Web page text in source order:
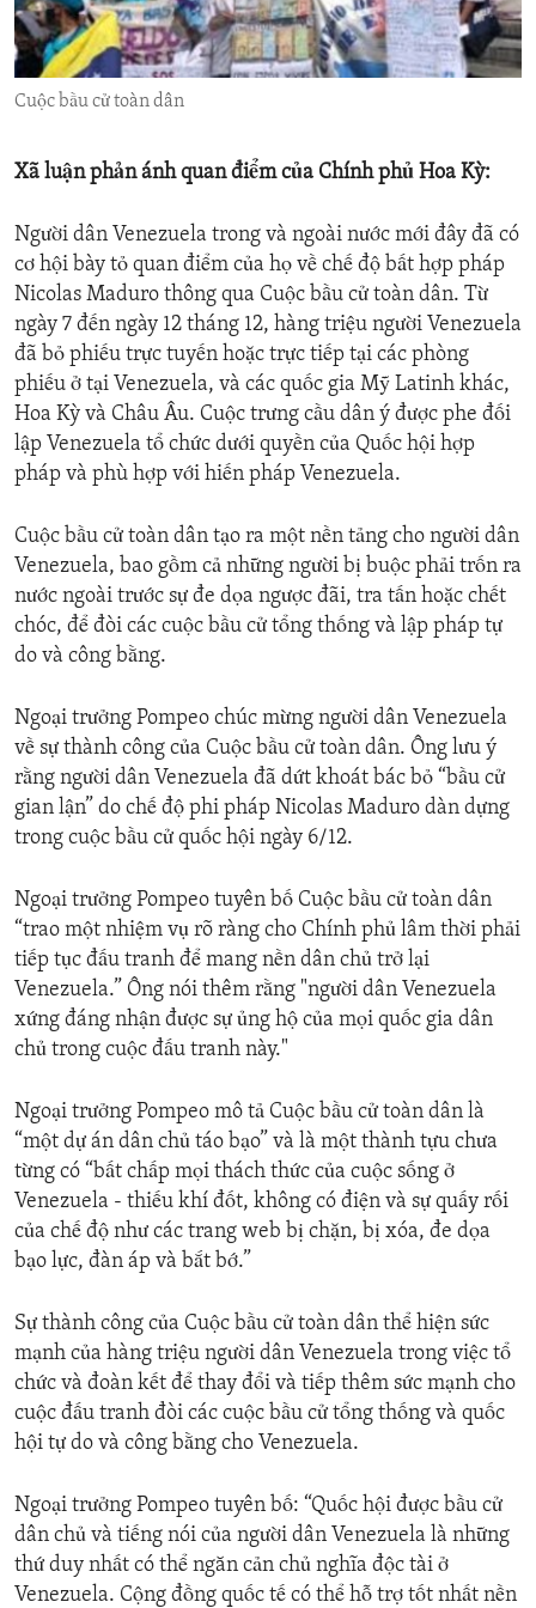
ENVIRONMENT AND HEALTH
IDEALS AND INSTITUTIONS
Cuộc bầu cử toàn dân
Xã luận phản ánh quan điểm của Chính phủ Hoa Kỳ:
Người dân Venezuela trong và ngoài nước mới đây đã có
cơ hội bày tỏ quan điểm của họ về chế độ bất hợp pháp
Nicolas Maduro thông qua Cuộc bầu cử toàn dân. Từ
ngày 7 đến ngày 12 tháng 12, hàng triệu người Venezuela
đã bỏ phiếu trực tuyến hoặc trực tiếp tại các phòng
phiếu ở tại Venezuela, và các quốc gia Mỹ Latinh khác,
Hoa Kỳ và Châu Âu. Cuộc trưng cầu dân ý được phe đối
lập Venezuela tổ chức dưới quyền của Quốc hội hợp
pháp và phù hợp với hiến pháp Venezuela.
Cuộc bầu cử toàn dân tạo ra một nền tảng cho người dân
Venezuela, bao gồm cả những người bị buộc phải trốn ra
nước ngoài trước sự đe dọa ngược đãi, tra tấn hoặc chết
chóc, để đòi các cuộc bầu cử tổng thống và lập pháp tự
do và công bằng.
Ngoại trưởng Pompeo chúc mừng người dân Venezuela
về sự thành công của Cuộc bầu cử toàn dân. Ông lưu ý
rằng người dân Venezuela đã dứt khoát bác bỏ “bầu cử
gian lận” do chế độ phi pháp Nicolas Maduro dàn dựng
trong cuộc bầu cử quốc hội ngày 6/12.
Ngoại trưởng Pompeo tuyên bố Cuộc bầu cử toàn dân
“trao một nhiệm vụ rõ ràng cho Chính phủ lâm thời phải
tiếp tục đấu tranh để mang nền dân chủ trở lại
Venezuela.” Ông nói thêm rằng "người dân Venezuela
xứng đáng nhận được sự ủng hộ của mọi quốc gia dân
chủ trong cuộc đấu tranh này."
Ngoại trưởng Pompeo mô tả Cuộc bầu cử toàn dân là
“một dự án dân chủ táo bạo” và là một thành tựu chưa
từng có “bất chấp mọi thách thức của cuộc sống ở
Venezuela - thiếu khí đốt, không có điện và sự quấy rối
của chế độ như các trang web bị chặn, bị xóa, đe dọa
bạo lực, đàn áp và bắt bớ.”
Sự thành công của Cuộc bầu cử toàn dân thể hiện sức
mạnh của hàng triệu người dân Venezuela trong việc tổ
chức và đoàn kết để thay đổi và tiếp thêm sức mạnh cho
cuộc đấu tranh đòi các cuộc bầu cử tổng thống và quốc
hội tự do và công bằng cho Venezuela.
Ngoại trưởng Pompeo tuyên bố: “Quốc hội được bầu cử
dân chủ và tiếng nói của người dân Venezuela là những
thứ duy nhất có thể ngăn cản chủ nghĩa độc tài ở
Venezuela. Cộng đồng quốc tế có thể hỗ trợ tốt nhất nền